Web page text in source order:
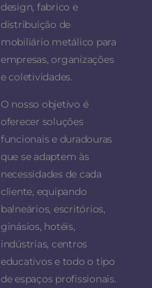
design, fabrico e
distribuição de
mobiliário metálico para
empresas, organizações
e coletividades.
O nosso objetivo é
oferecer soluções
funcionais e duradouras
que se adaptem às
necessidades de cada
cliente, equipando
balneários, escritórios,
ginásios, hotéis,
indústrias, centros
educativos e todo o tipo
de espaços profissionais.